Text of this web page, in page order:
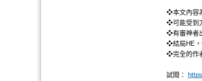
❖本文內容
❖可能受到
❖有審神者
❖結局HE，
❖完全的作
試閱：